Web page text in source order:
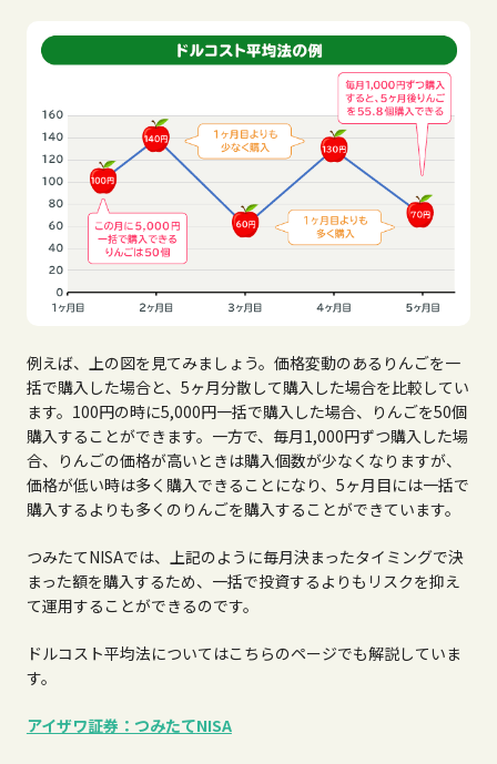
例えば、上の図を見てみましょう。価格変動のあるりんごを一
括で購入した場合と、 5ヶ月分散して購入した場合を比較してい
ます。 100円の時に5,000円一括で購入した場合、りんごを50個
購入することができます。一方で、毎月1,000円ずつ購入した場
合、りんごの価格が高いときは購入個数が少なくなりますが、
価格が低い時は多く購入できることになり、 5ヶ月目には一括で
購入するよりも多くのりんごを購入することができています。
つみたてNISAでは、上記のように毎月決まったタイミングで決
まった額を購入するため、一括で投資するよりもリスクを抑え
て運用することができるのです。
ドルコスト平均法についてはこちらのページでも解説していま
す。
アイザワ証券：つみたてNISA